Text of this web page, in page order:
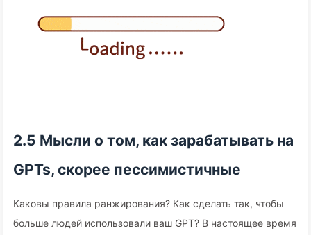
2.5 Мысли о том, как зарабатывать на
GPTs, скорее пессимистичные
Каковы правила ранжирования? Как сделать так, чтобы
больше людей использовали ваш GPT? В настоящее время